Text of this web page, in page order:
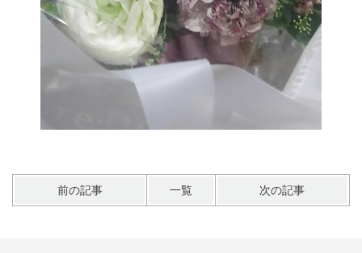
前の記事 一覧 次の記事